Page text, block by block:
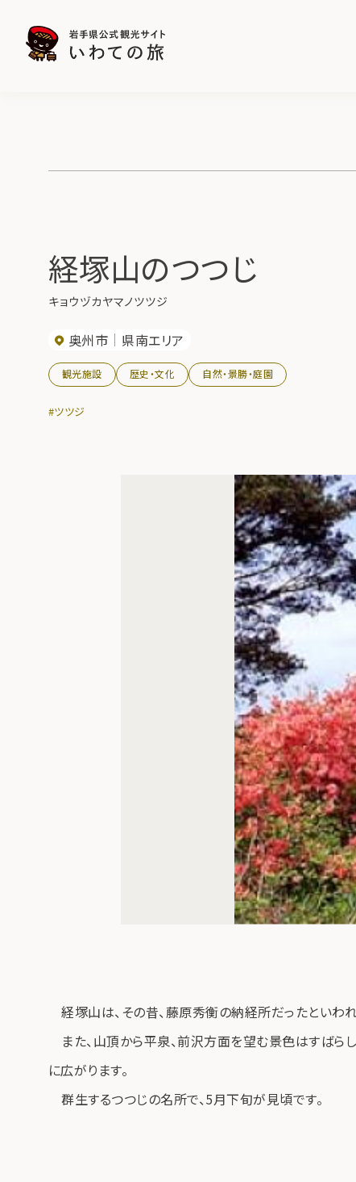
経塚山のつつじ
キョウヅカヤマノツツジ
奥州市 県南エリア
観光施設 歴史・文化 自然・景勝・庭園
#ツツジ
経塚山は、その昔、藤原秀衡の納経所だったといわ
また、山頂から平泉、前沢方面を望む景色はすばら
に広がります。
群生するつつじの名所で、5月下旬が見頃です。